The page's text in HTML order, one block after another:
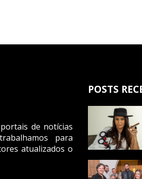
de notícias
para
atualizados o
POSTS